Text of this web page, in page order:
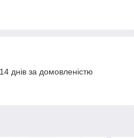
днів за домовленістю